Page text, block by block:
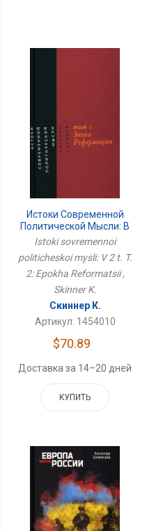
Истоки Современной
Политической Мысли: В
2 Т. Т. 2: Эпоха
Istoki sovremennoi
politicheskoi mysli: V 2 t. T.
2: Epokha Reformatsii ,
Skinner K.
Скиннер К.
Артикул: 1454010
$70.89
Доставка за 14–20 дней
КУПИТЬ